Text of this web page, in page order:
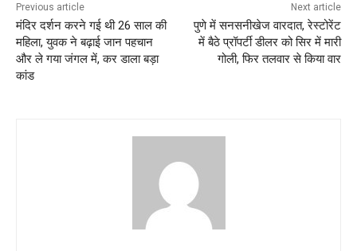
Previous article
मंदिर दर्शन करने गई थी 26 साल की
महिला, युवक ने बढ़ाई जान पहचान
और ले गया जंगल में, कर डाला बड़ा
कांड
Next article
पुणे में सनसनीखेज वारदात, रेस्टोरेंट
में बैठे प्रॉपर्टी डीलर को सिर में मारी
गोली, फिर तलवार से किया वार